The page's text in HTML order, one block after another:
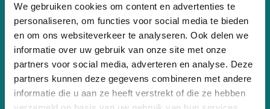
We gebruiken cookies om content en advertenties te
personaliseren, om functies voor social media te bieden
en om ons websiteverkeer te analyseren. Ook delen we
informatie over uw gebruik van onze site met onze
partners voor social media, adverteren en analyse. Deze
partners kunnen deze gegevens combineren met andere
informatie die u aan ze heeft verstrekt of die ze hebben
PeaceSleepers maakt hippe en duurzame kinder-items die
een bijdrage leveren aan een betere wereld. Wil je weten hoe?
Klik dan hier
KVK 81899815
BTW nr. NL003622206B76
Eenkoorn 42, Haren